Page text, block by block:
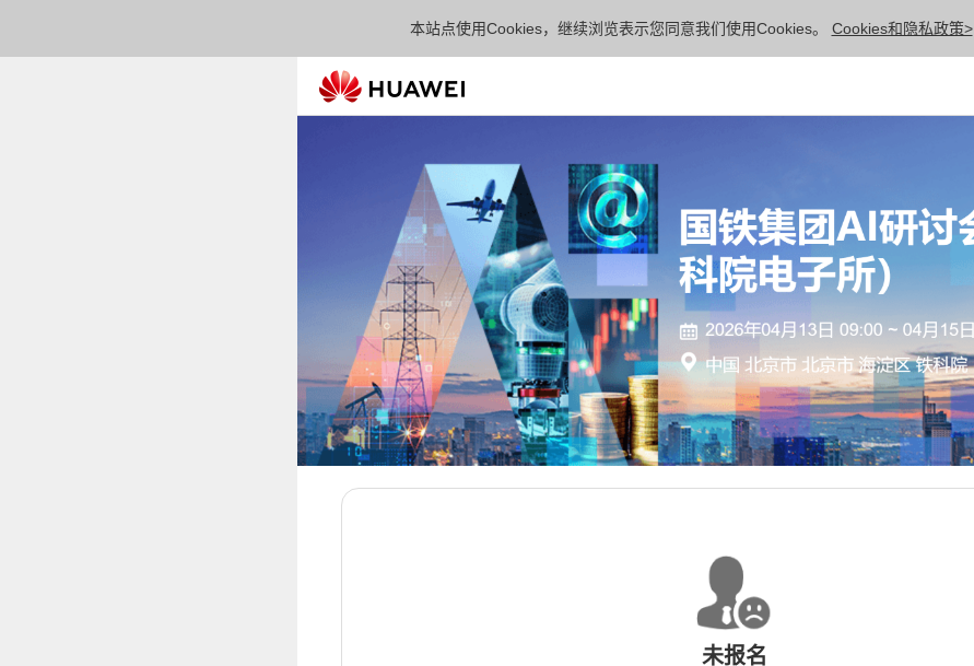
本站点使用Cookies，继续浏览表示您同意我们使用Cookies。 Cookies和隐私政策>
未报名